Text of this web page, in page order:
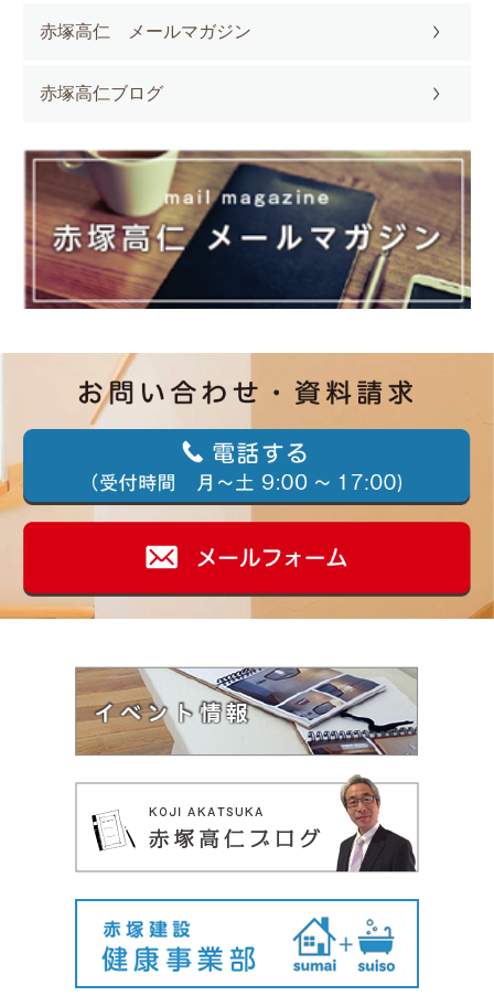
赤塚高仁 メールマガジン
赤塚高仁ブログ